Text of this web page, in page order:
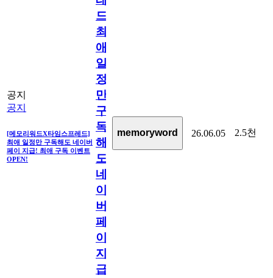
공지
공지
[메모리워드X타임스프레드]
최애 일정만 구독해도 네이버
페이 지급! 최애 구독 이벤트
OPEN!
드]
최
애
일
정
만
구
독
해
도
네
이
버
페
이
지
급!
memoryword 26.06.05 2.5천